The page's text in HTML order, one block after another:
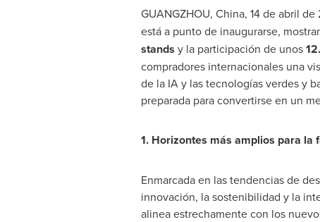
GUANGZHOU, China, 14 de abril de
está a punto de inaugurarse,
stands y la participación de unos
compradores internacionales una
de la IA y las tecnologías verdes y
preparada para convertirse en un
1. Horizontes más amplios para la
Enmarcada en las tendencias de
innovación, la sostenibilidad y la
alinea estrechamente con los